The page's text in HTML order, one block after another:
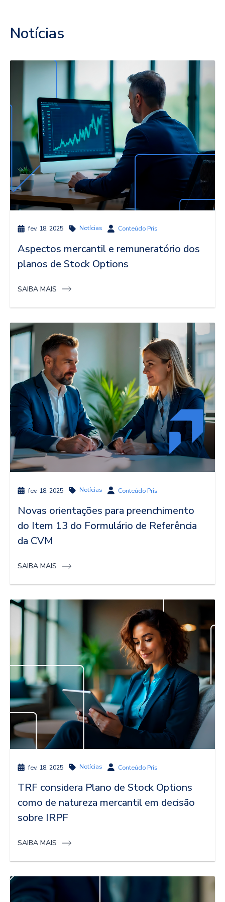
Notícias
fev. 18, 2025 Notícias Conteúdo Pris
Aspectos mercantil e remuneratório dos
planos de Stock Options
SAIBA MAIS
fev. 18, 2025 Notícias Conteúdo Pris
Novas orientações para preenchimento
do Item 13 do Formulário de Referência
da CVM
SAIBA MAIS
fev. 18, 2025 Notícias Conteúdo Pris
TRF considera Plano de Stock Options
como de natureza mercantil em decisão
sobre IRPF
SAIBA MAIS